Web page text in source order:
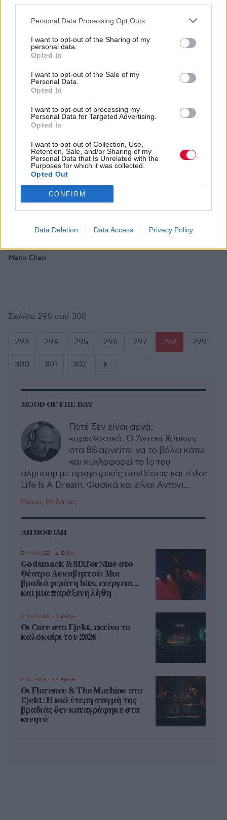
Personal Data Processing Opt Outs
I want to opt-out of the Sharing of my
personal data.
Opted In
I want to opt-out of the Sale of my
Personal Data.
Opted In
I want to opt-out of processing my
Personal Data for Targeted Advertising.
Opted In
I want to opt-out of Collection, Use,
Retention, Sale, and/or Sharing of my
Personal Data that Is Unrelated with the
Purposes for which it was collected.
Opted Out
CONFIRM
Data Deletion Data Access Privacy Policy
ΗΛΊΑΣ ΠΥΚΝΆΔΑΣ ΣΥΝΑΥΛΙΕΣ - ΔΙΕΘΝΗ ΙΟΥΝ 24,2001
Queens Of The Stone Age + King Adora +
Χώρος: The Pyramids Centre, Portsmouth, U.K.
Ημερομηνία διεξαγωγής:
J Mascis & The Fog with Ron Asheton +
Creeper Lagoon
Χώρος: The Wedgewood Rooms, Portsmouth, U.K.
Ημερομηνία διεξαγωγής: 7/6/2001
ΔΗΜΉΤΡΗΣ ΓΚΙΏΝΗΣ ΣΥΝΑΥΛΙΕΣ - ΔΙΕΘΝΗ
Manu Chao στο Θέατρο Βράχων
Θέατρο Βράχων, Αθήνα
Manu Chao
Σελίδα 298 από 308
293 294 295 296 297 298 299
300 301 302
MOOD OF THE DAY
Ποτέ δεν είναι αργά,
κυριολεκτικά. Ο Άντονι Χόπκινς
στα 88 αρνείται να το βάλει κάτω
και κυκλοφορεί το 1ο του
άλμπουμ με ορχηστρικές συνθέσεις και τίτλο:
Life Is A Dream. Φυσικά και είναι Άντονι...
Μάκης Μηλάτος
ΔΗΜΟΦΙΛΗ
ΣΥΝΑΥΛΙΕΣ - ΔΙΕΘΝΗ
Godsmack & SiXforNine στο
Θέατρο Λυκαβηττού: Μια
βραδιά γεμάτη hits, ενέργεια...
και μια παράξενη λήθη
ΣΥΝΑΥΛΙΕΣ - ΔΙΕΘΝΗ
Οι Cure στο Ejekt, εκείνο το
καλοκαίρι του 2026
ΣΥΝΑΥΛΙΕΣ - ΔΙΕΘΝΗ
Oι Florence & The Machine στο
Ejekt: Η καλύτερη στιγμή της
βραδιάς δεν καταγράφηκε στα
κινητά